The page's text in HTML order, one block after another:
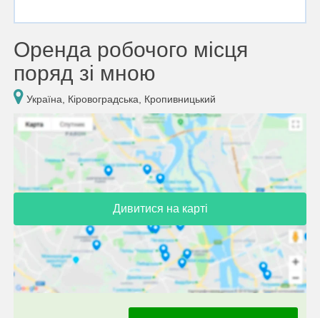
Оренда робочого місця
поряд зі мною
Україна, Кіровоградська, Кропивницький
Дивитися на карті